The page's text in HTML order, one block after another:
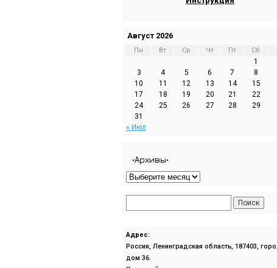
Август 2026
Пн Вт Ср Чт Пт Сб
1
3
4 5 6 7 8
10
11 12 13 14 15
17
18 19 20 21 22
24
25 26 27 28 29
31
« Июл
•Архивы•
Адрес:
Россия, Ленинградская область, 187403,
дом 36.